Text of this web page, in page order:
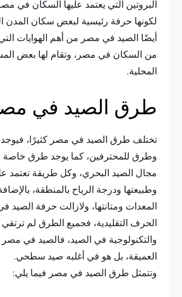
البروتين التي يعتمد عليها السكان في
لكونها حرفة رئيسية لبعض سكان المدن
أيضًا الصيد في مصر من أهم الهوايات التي
من السكان في مصر، وتقام لها بعض
المحلية.
طرق الصيد في
تختلف طرق الصيد في مصر كثيرًا،
وطرق للمحترفين، كما يوجد طرق خاصة
مجال الصيد البحري، وكل طريقة تعتمد
وطبيعتها ودرجة الرياح بالمنطقة،
المعدات ومتانتها، ولازالت حرفة
الحرف التقليدية، فجميع الطرق لم
والتكنولوجية في الصيد، فالصيد في مصر
العميقة، بل هو في أغلبه صيد سطحي.
وتتمثل طرق الصيد في مصر فيما يلي: